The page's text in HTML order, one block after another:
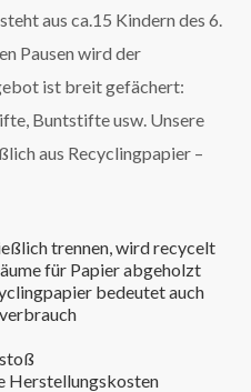
aus ca.15 Kindern des 6.
Pausen wird der
ist breit gefächert:
Buntstifte usw. Unsere
aus Recyclingpapier –
trennen, wird recycelt
für Papier abgeholzt
bedeutet auch
Herstellungskosten